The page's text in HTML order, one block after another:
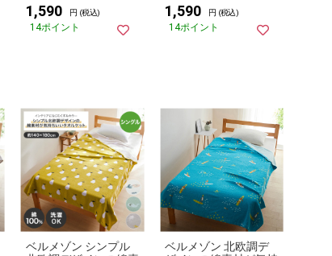
1,590 円 (税込)
14ポイント
1,590 円 (税込)
14ポイント
ベルメゾン シンプル
ベルメゾン 北欧調デ